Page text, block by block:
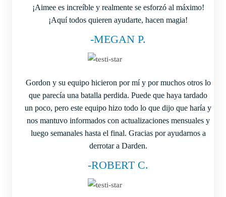
¡Aimee es increíble y realmente se esforzó al máximo!
¡Aquí todos quieren ayudarte, hacen magia!
-MEGAN P.
Gordon y su equipo hicieron por mí y por muchos otros lo
que parecía una batalla perdida. Puede que haya tardado
un poco, pero este equipo hizo todo lo que dijo que haría y
nos mantuvo informados con actualizaciones mensuales y
luego semanales hasta el final. Gracias por ayudarnos a
derrotar a Darden.
-ROBERT C.